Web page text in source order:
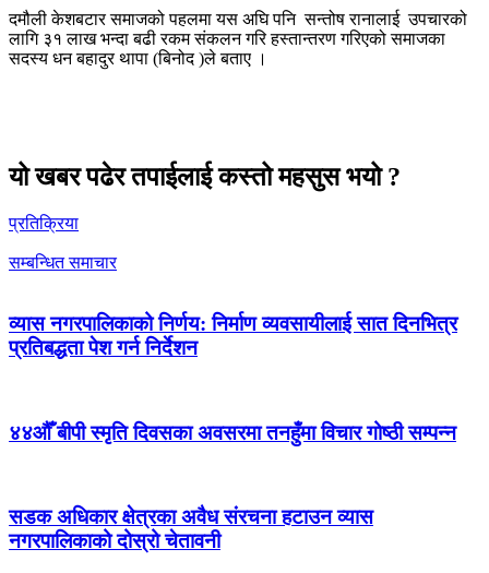
दमौली केशबटार समाजको पहलमा यस अघि पनि सन्तोष रानालाई उपचारको
लागि ३१ लाख भन्दा बढी रकम संकलन गरि हस्तान्तरण गरिएको समाजका
सदस्य धन बहादुर थापा (बिनोद )ले बताए ।
यो खबर पढेर तपाईलाई कस्तो महसुस भयो ?
प्रतिक्रिया
सम्बन्धित समाचार
व्यास नगरपालिकाको निर्णय: निर्माण व्यवसायीलाई सात दिनभित्र
प्रतिबद्धता पेश गर्न निर्देशन
४४औँ बीपी स्मृति दिवसका अवसरमा तनहुँमा विचार गोष्ठी सम्पन्न
सडक अधिकार क्षेत्रका अवैध संरचना हटाउन व्यास
नगरपालिकाको दोस्रो चेतावनी